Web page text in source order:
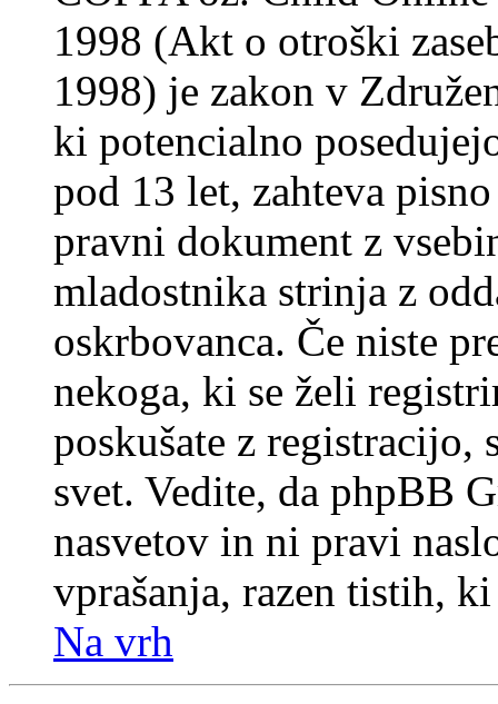
1998 (Akt o otroški
1998) je zakon v
ki potencialno
pod 13 let, zahteva
pravni dokument z
mladostnika strinja z
oskrbovanca. Če niste
nekoga, ki se želi
poskušate z registracijo,
svet. Vedite, da phpBB
nasvetov in ni pravi
vprašanja, razen tistih,
Na vrh